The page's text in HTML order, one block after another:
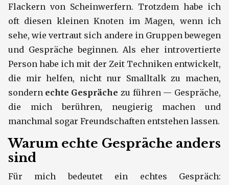
Flackern von Scheinwerfern. Trotzdem habe ich
oft diesen kleinen Knoten im Magen, wenn ich
sehe, wie vertraut sich andere in Gruppen bewegen
und Gespräche beginnen. Als eher introvertierte
Person habe ich mit der Zeit Techniken entwickelt,
die mir helfen, nicht nur Smalltalk zu machen,
sondern echte Gespräche zu führen — Gespräche,
die mich berühren, neugierig machen und
manchmal sogar Freundschaften entstehen lassen.
Warum echte Gespräche anders
sind
Für mich bedeutet ein echtes Gespräch: